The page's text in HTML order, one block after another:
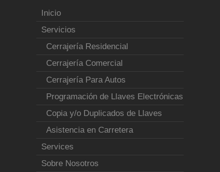
Inicio
Servicios
Cerrajería Residencial
Cerrajería Comercial
Cerrajería Para Autos
Programación de Llaves Electrónicas
Copia y/o Duplicados de Llaves
Asistencia en Carretera
Services
Sobre Nosotros